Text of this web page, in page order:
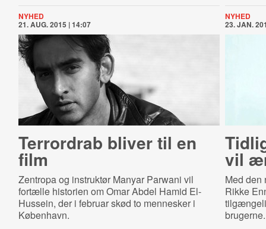
NYHED
21. AUG. 2015 | 14:07
Terrordrab bliver til en
film
Zentropa og instruktør Manyar Parwani vil
fortælle historien om Omar Abdel Hamid El-
Hussein, der i februar skød to mennesker i
København.
NYHED
23. JAN.
vil
Med den
Rikke
brugerne.